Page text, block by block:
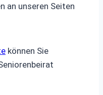
an unseren Seiten
können Sie